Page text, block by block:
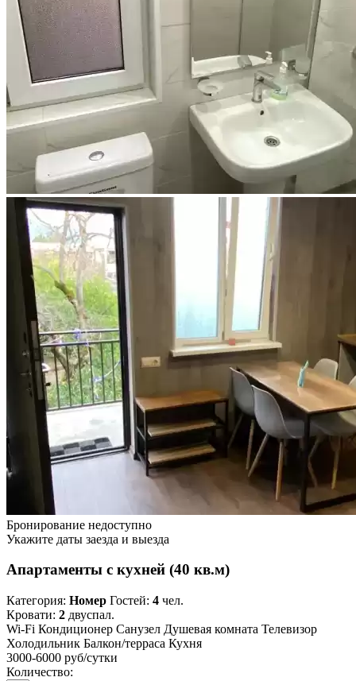
Бронирование недоступно
Укажите даты заезда и выезда
Апартаменты с кухней (40 кв.м)
Категория: Номер Гостей: 4 чел.
Кровати: 2 двуспал.
Wi-Fi Кондиционер Санузел Душевая комната Телевизор
Холодильник Балкон/терраса Кухня
3000-6000 руб/сутки
Количество: